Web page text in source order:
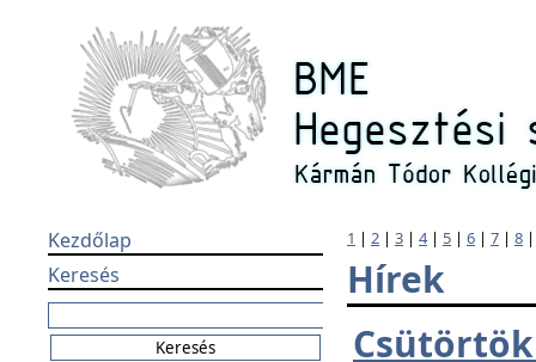
Kezdőlap
Keresés
1 | 2 | 3 | 4| 5 | 6 | 7 | 8
Hírek